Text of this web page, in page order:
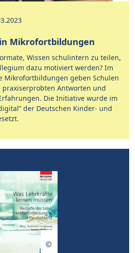
Mikrofortbildungen
Wissen schulintern zu teilen,
dazu motiviert werden? Im
Mikrofortbildungen geben Schulen
praxiserprobten Antworten und
Die Initiative wurde im
der Deutschen Kinder- und